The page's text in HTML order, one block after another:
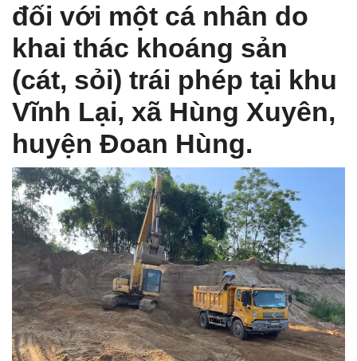
đối với một cá nhân do
khai thác khoáng sản
(cát, sỏi) trái phép tại khu
Vĩnh Lại, xã Hùng Xuyên,
huyện Đoan Hùng.